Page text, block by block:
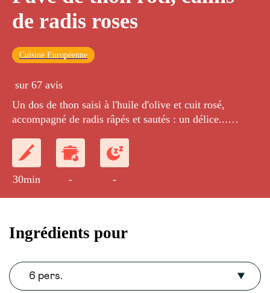
de radis roses
Cuisine Européenne
sur 67 avis
Un dos de thon saisi à l'huile d'olive et cuit rosé,
accompagné de radis râpés et sautés : un délice...
30min - -
Ingrédients pour
6 pers.